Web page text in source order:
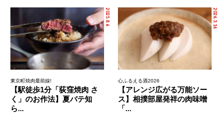
2025.8.6
東京町焼肉最前線!
【駅徒歩1分「荻窪焼肉 さ
く」のお作法】夏バテ知
ら...
2026.3.16
心ふるえる酒2026
【アレンジ広がる万能ソー
ス】相撲部屋発祥の肉味噌
「...